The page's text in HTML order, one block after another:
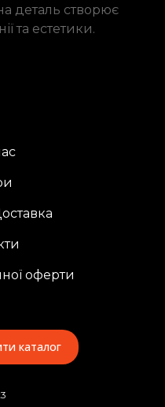
деталь створює
та естетики.
оферти
каталог